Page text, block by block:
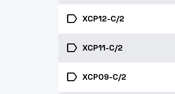
label XCP12-C/2
label XCP11-C/2
label XCP09-C/2